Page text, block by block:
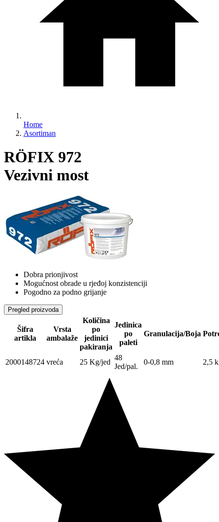
Home
Asortiman
RÖFIX 972
Vezivni most
Dobra prionjivost
Mogućnost obrade u rjeđoj konzistenciji
Pogodno za podno grijanje
Pregled proizvoda
Šifra
artikla
Vrsta
ambalaže
Količina
po
jedinici
pakiranja
Jedinica
po
paleti
Granulacija/Boja
2000148724 vreća 25 Kg/jed
48
Jed/pal.
0-0,8 mm 2,5